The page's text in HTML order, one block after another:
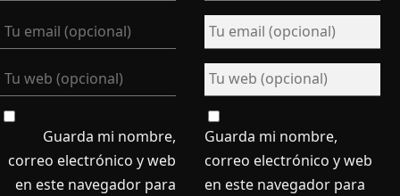
Guarda mi nombre,
correo electrónico y web
en este navegador para
Guarda mi nombre,
correo electrónico y web
en este navegador para